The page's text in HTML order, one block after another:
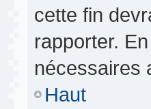
cette fin
rapporter.
nécessaires
Haut